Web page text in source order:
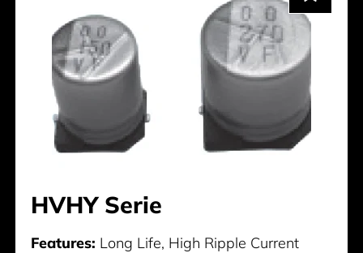
HVHY Serie
Features: Long Life, High Ripple Current